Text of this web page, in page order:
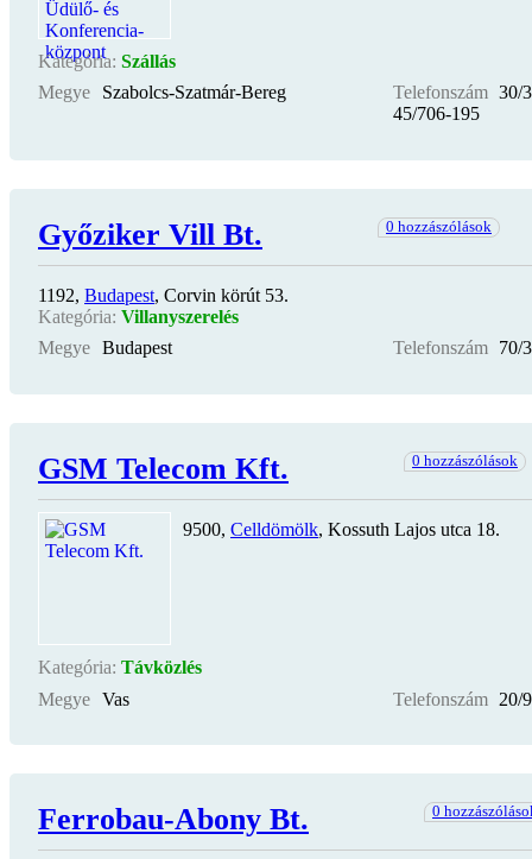
Kategória: Szállás
Megye
Szabolcs-Szatmár-Bereg Telefonszám 30/
45/706-195
Győziker Vill Bt. 0 hozzászólások
1192, Budapest, Corvin körút 53.
Kategória: Villanyszerelés
Megye Budapest Telefonszám 70/
GSM Telecom Kft. 0 hozzászólások
9500, Celldömölk, Kossuth Lajos utca 18.
Kategória: Távközlés
Megye Vas Telefonszám 20/
Ferrobau-Abony Bt. 0